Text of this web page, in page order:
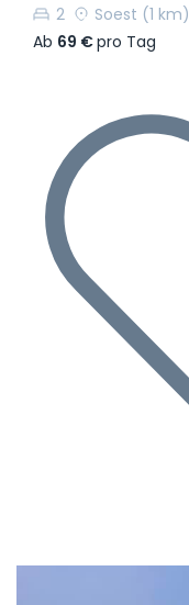
2 Soest (1 km)
Ab 69 €pro Tag